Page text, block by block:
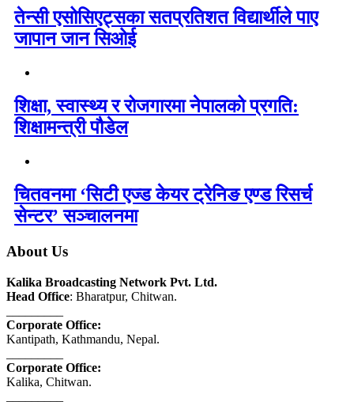
तेन्सी एसोसिएट्सका सतप्रतिशत विद्यार्थीले पाए
जापान जान सिओई
शिक्षा, स्वास्थ्य र रोजगारमा नेपालको प्रगति:
शिक्षामन्त्री पौडेल
चितवनमा ‘सिटी एज्ड केयर ट्रेनिङ एण्ड रिसर्च
सेन्टर’ सञ्चालनमा
About Us
Kalika Broadcasting Network Pvt. Ltd.
Head Office: Bharatpur, Chitwan.
Corporate Office:
Kantipath, Kathmandu, Nepal.
Corporate Office:
Kalika, Chitwan.